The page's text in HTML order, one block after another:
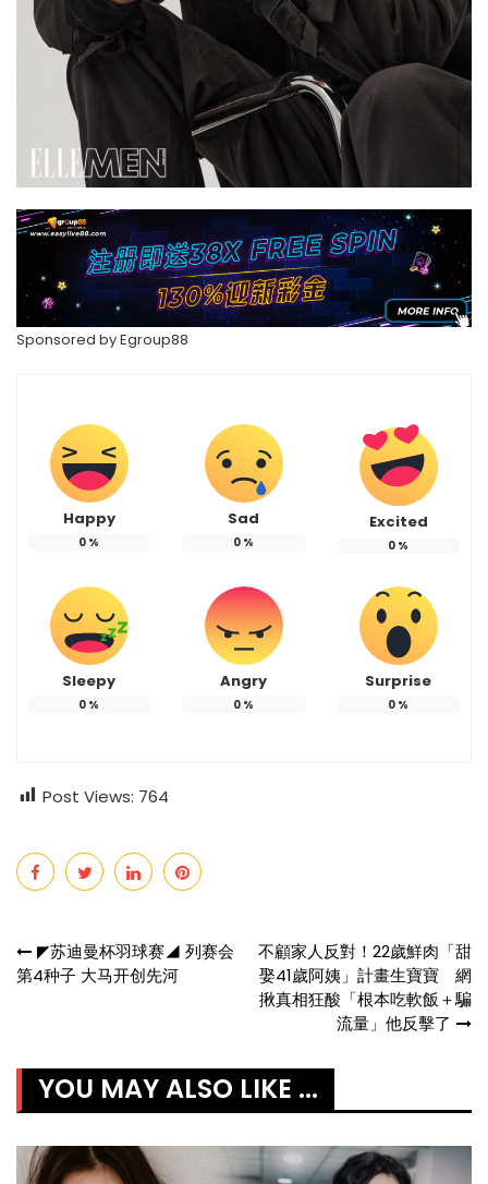
Sponsored byEgroup88
Happy
0 %
Sad
0 %
Excited
0 %
Sleepy
0 %
Angry
0 %
Surprise
0 %
Post Views: 764
Post
◤苏迪曼杯羽球赛◢ 列赛会
第4种子 大马开创先河
不顧家人反對！22歲鮮肉「甜
娶41歲阿姨」計畫生寶寶 網
揪真相狂酸「根本吃軟飯＋騙
流量」他反擊了
YOU MAY ALSO LIKE ...